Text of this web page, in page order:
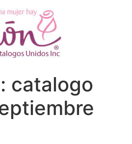
catalogo